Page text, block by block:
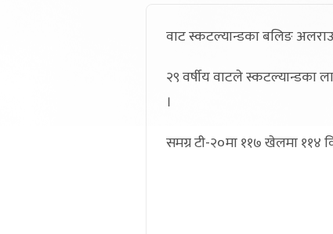
वाट स्कटल्यान्डका बलिङ
२९ वर्षीय वाटले स्कटल्यान्डका
।
समग्र टी-२०मा ११७ खेलमा ११४